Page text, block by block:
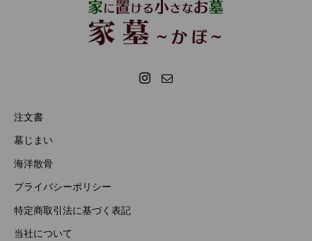
注文書
墓じまい
海洋散骨
プライバシーポリシー
特定商取引法に基づく表記
当社について